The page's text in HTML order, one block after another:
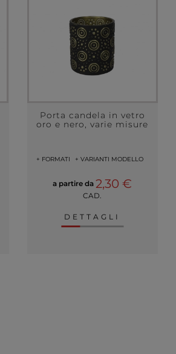
Porta candela in vetro
oro e nero, varie misure
+ FORMATI + VARIANTI MODELLO
a partire da2,30 €
CAD.
DETTAGLI